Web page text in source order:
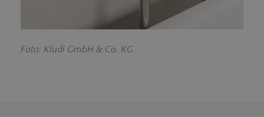
Foto: Kludi GmbH & Co. KG